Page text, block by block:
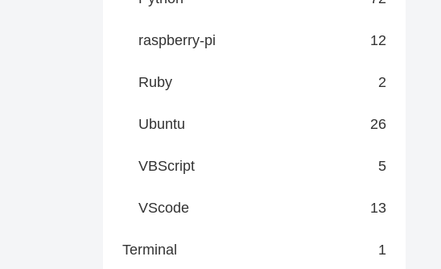
raspberry-pi 12
Ruby 2
Ubuntu 26
VBScript 5
VScode 13
Terminal 1